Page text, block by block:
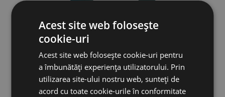
Capcană profesională pentru vulpi, jderi, vidre și pisici TR...
Acest site web folosește
cookie-uri
Acest site web folosește cookie-uri pentru
a îmbunătăți experiența utilizatorului. Prin
utilizarea site-ului nostru web, sunteți de
acord cu toate cookie-urile în conformitate